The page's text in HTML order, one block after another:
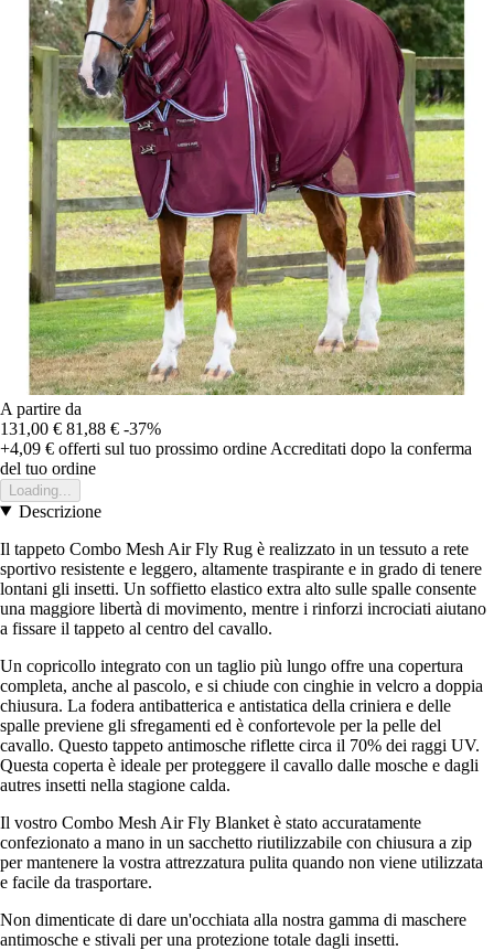
A partire da
131,00 € 81,88 € -37%
+4,09 € offerti sul tuo prossimo ordine Accreditati dopo la conferma
del tuo ordine
Loading...
Descrizione
Il tappeto Combo Mesh Air Fly Rug è realizzato in un tessuto a rete
sportivo resistente e leggero, altamente traspirante e in grado di tenere
lontani gli insetti. Un soffietto elastico extra alto sulle spalle consente
una maggiore libertà di movimento, mentre i rinforzi incrociati aiutano
a fissare il tappeto al centro del cavallo.
Un copricollo integrato con un taglio più lungo offre una copertura
completa, anche al pascolo, e si chiude con cinghie in velcro a doppia
chiusura. La fodera antibatterica e antistatica della criniera e delle
spalle previene gli sfregamenti ed è confortevole per la pelle del
cavallo. Questo tappeto antimosche riflette circa il 70% dei raggi UV.
Questa coperta è ideale per proteggere il cavallo dalle mosche e dagli
autres insetti nella stagione calda.
Il vostro Combo Mesh Air Fly Blanket è stato accuratamente
confezionato a mano in un sacchetto riutilizzabile con chiusura a zip
per mantenere la vostra attrezzatura pulita quando non viene utilizzata
e facile da trasportare.
Non dimenticate di dare un'occhiata alla nostra gamma di maschere
antimosche e stivali per una protezione totale dagli insetti.